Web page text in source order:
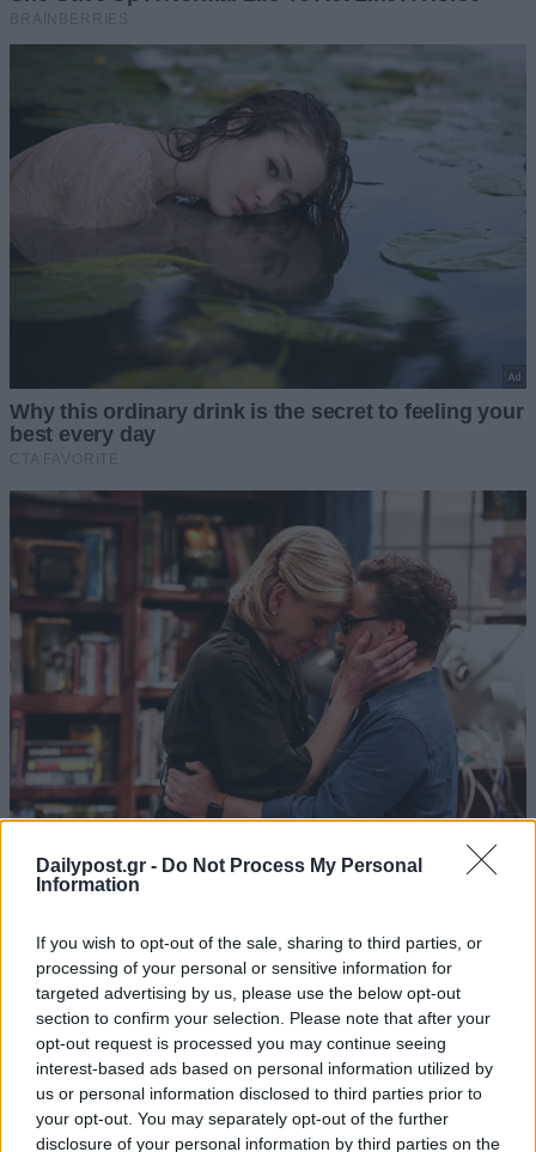
Dailypost.gr - Do Not Process My Personal
Information
If you wish to opt-out of the sale, sharing to third parties, or
processing of your personal or sensitive information for
targeted advertising by us, please use the below opt-out
section to confirm your selection. Please note that after your
opt-out request is processed you may continue seeing
interest-based ads based on personal information utilized by
us or personal information disclosed to third parties prior to
your opt-out. You may separately opt-out of the further
disclosure of your personal information by third parties on the